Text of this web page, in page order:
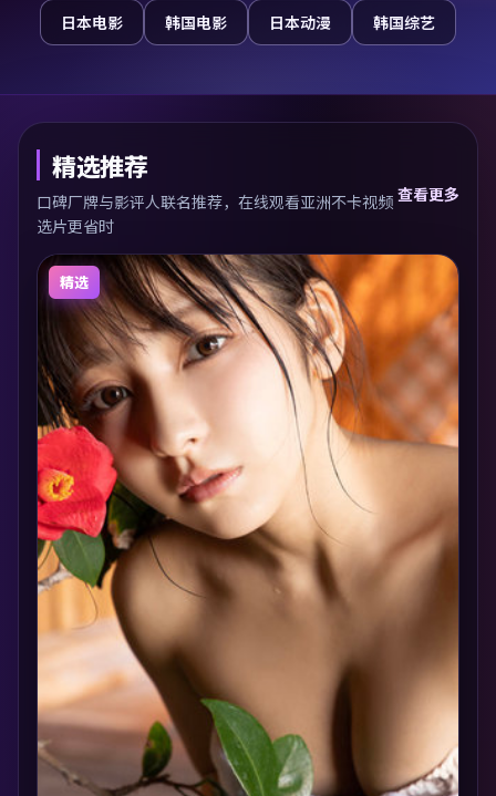
日本电影 韩国电影 日本动漫 韩国综艺
精选推荐
口碑厂牌与影评人联名推荐，在线观看亚洲不卡视频
选片更省时
查看更多
精选